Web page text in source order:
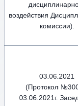
воздействия
комиссии).
03.06.2021
(Протокол
03.06.2021г.